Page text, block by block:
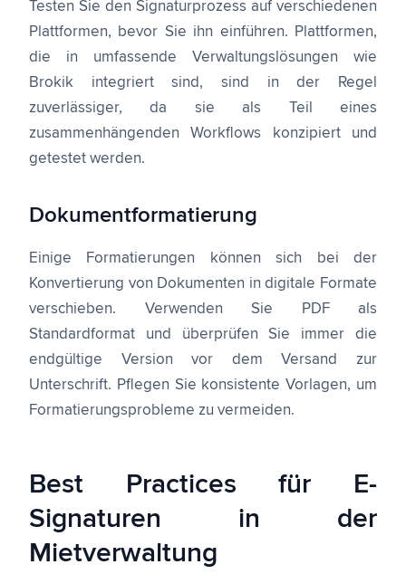
Testen Sie den Signaturprozess auf verschiedenen
Plattformen, bevor Sie ihn einführen. Plattformen,
die in umfassende Verwaltungslösungen wie
Brokik integriert sind, sind in der Regel
zuverlässiger, da sie als Teil eines
zusammenhängenden Workflows konzipiert und
getestet werden.
Dokumentformatierung
Einige Formatierungen können sich bei der
Konvertierung von Dokumenten in digitale Formate
verschieben. Verwenden Sie PDF als
Standardformat und überprüfen Sie immer die
endgültige Version vor dem Versand zur
Unterschrift. Pflegen Sie konsistente Vorlagen, um
Formatierungsprobleme zu vermeiden.
Best Practices für E-
Signaturen in der
Mietverwaltung